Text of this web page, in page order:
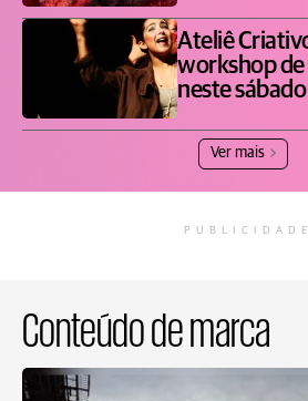
Ateliê
workshop
neste
Ver mais
PUBLICIDADE
Conteúdo de marca